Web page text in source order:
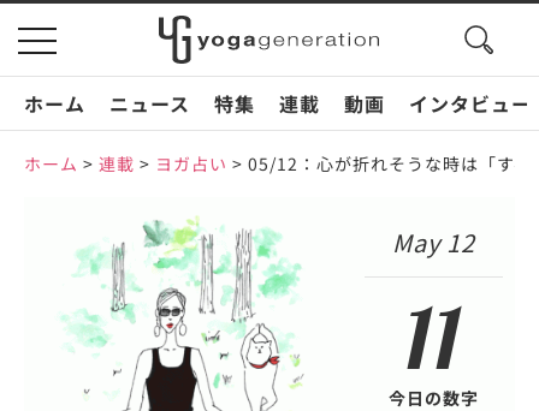
toggle
navigation
search
ホーム
ニュース 特集 連載 動画 インタビュー
ホーム > 連載 > ヨガ占い > 05/12：心が折れそうな時は「す
May 12
11
今日の数字